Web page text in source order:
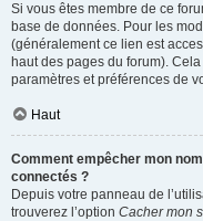
Si vous êtes membre de ce
base de données. Pour les
(généralement ce lien est
haut des pages du forum).
paramètres et préférences de
Haut
Comment empêcher mon
connectés ?
Depuis votre panneau de
trouverez l’option Cacher mon